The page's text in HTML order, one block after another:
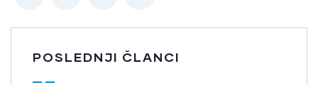
POSLEDNJI ČLANCI